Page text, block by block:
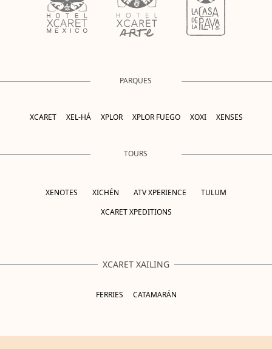
PARQUES
XCARET XEL-HÁ XPLOR XPLOR FUEGO XOXI XENSES
TOURS
XENOTES XICHÉN ATV XPERIENCE
TULUM
XCARET XPEDITIONS
XCARET XAILING
FERRIES CATAMARÁN